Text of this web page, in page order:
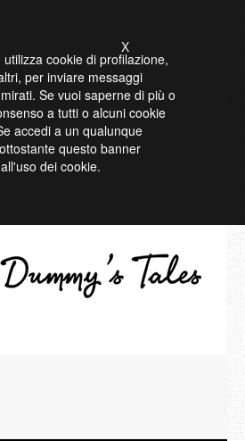
cookie di profilazione,
per inviare messaggi
Se vuoi saperne di più o
a tutti o alcuni cookie
accedi a un qualunque
questo banner
dei cookie.
X